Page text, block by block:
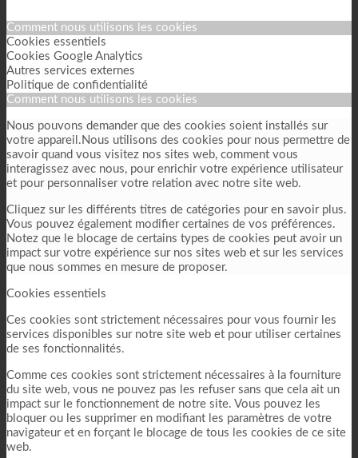
Comment nous utilisons les cookies
Cookies essentiels
Cookies Google Analytics
Autres services externes
Politique de confidentialité
Comment nous utilisons les cookies
Nous pouvons demander que des cookies soient installés sur
votre appareil.Nous utilisons des cookies pour nous permettre de
savoir quand vous visitez nos sites web, comment vous
interagissez avec nous, pour enrichir votre expérience utilisateur
et pour personnaliser votre relation avec notre site web.
Cliquez sur les différents titres de catégories pour en savoir plus.
Vous pouvez également modifier certaines de vos préférences.
Notez que le blocage de certains types de cookies peut avoir un
impact sur votre expérience sur nos sites web et sur les services
que nous sommes en mesure de proposer.
Cookies essentiels
Ces cookies sont strictement nécessaires pour vous fournir les
services disponibles sur notre site web et pour utiliser certaines
de ses fonctionnalités.
Comme ces cookies sont strictement nécessaires à la fourniture
du site web, vous ne pouvez pas les refuser sans que cela ait un
impact sur le fonctionnement de notre site. Vous pouvez les
bloquer ou les supprimer en modifiant les paramètres de votre
navigateur et en forçant le blocage de tous les cookies de ce site
web.